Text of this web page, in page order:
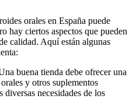
orales en España puede
hay ciertos aspectos que pueden
calidad. Aquí están algunas
buena tienda debe ofrecer una
y otros suplementos
necesidades de los